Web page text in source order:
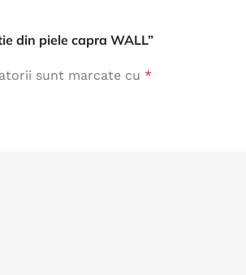
vezi produse
din piele capra WALL”
sunt marcate cu *